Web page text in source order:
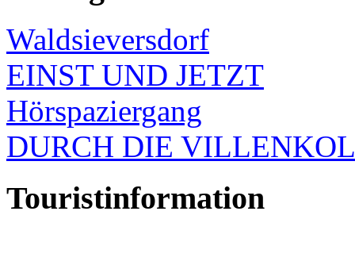
Waldsieversdorf
EINST UND JETZT
Hörspaziergang
DURCH DIE
Touristinformation